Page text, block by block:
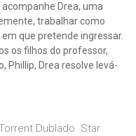
Drea, uma
trabalhar como
que pretende ingressar.
os filhos do professor,
Phillip, Drea resolve levá-
Dublado. Star